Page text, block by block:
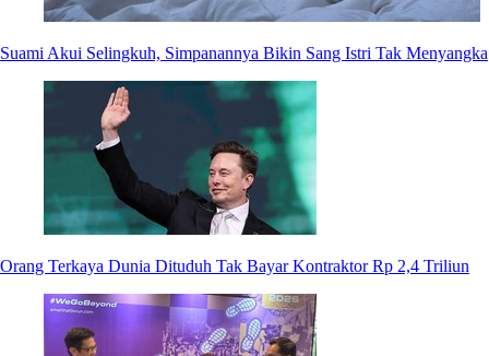
Suami Akui Selingkuh, Simpanannya Bikin Sang Istri Tak Menyangka
Orang Terkaya Dunia Dituduh Tak Bayar Kontraktor Rp 2,4 Triliun